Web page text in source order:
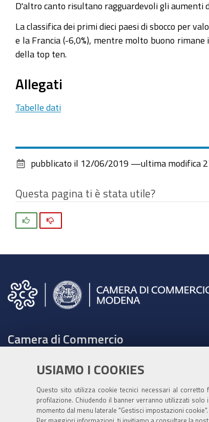
USIAMO I COOKIES
Questo sito utilizza cookie tecnici necessari al
profilazione. Chiudendo il banner verranno utilizzati
momento dal menu laterale "Gestisci impostazioni cookie".
Per maggiori informazioni, ti invitiamo a consultare la
D'altro canto risultano ragguardevoli gli aumenti
La classifica dei primi dieci paesi di sbocco per
e la Francia (-6,0%), mentre molto buono
della top ten.
Allegati
Tabelle dati
pubblicato il 12/06/2019 —ultima modifica
Questa pagina ti è stata utile?
Camera di Commercio
Tel. 059208111 -URP
Contabilità speciale Banca d'Italia:
IT75Q 01000 04306 TU00 0001 3855
Fatt. elettronica - Cod. univoco: XECKYI